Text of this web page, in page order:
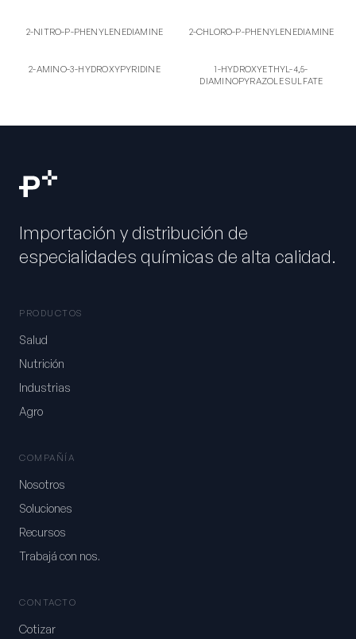
2-NI
PHENYLENEDIAMINE
2-NITRO-P-PHENYLENEDIAMINE 2-CH
PHENYLENEDIAMINE
2-CHLORO-P-PHENYLENEDIAMINE
2-AM
HYDROXYPYRIDINE
2-AMINO-3-HYDROXYPYRIDINE 1S
DIAMINOPYRAZOLE SULFATE
1-HYDROXYETHYL-4,5-
DIAMINOPYRAZOLE SULFATE
Importación y distribución de
especialidades químicas de alta calidad.
PRODUCTOS
Salud
Nutrición
Industrias
Agro
COMPAÑÍA
Nosotros
Soluciones
Recursos
Trabajá con nos.
CONTACTO
Cotizar